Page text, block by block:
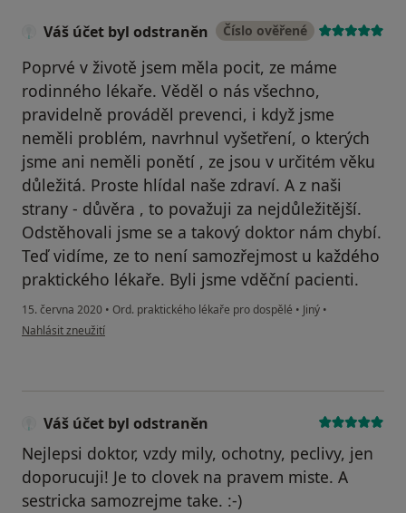
Váš účet byl odstraněn Číslo ověřené
Poprvé v životě jsem měla pocit, ze máme
rodinného lékaře. Věděl o nás všechno,
pravidelně prováděl prevenci, i když jsme
neměli problém, navrhnul vyšetření, o kterých
jsme ani neměli ponětí , ze jsou v určitém věku
důležitá. Proste hlídal naše zdraví. A z naši
strany - důvěra , to považuji za nejdůležitější.
Odstěhovali jsme se a takový doktor nám chybí.
Teď vidíme, ze to není samozřejmost u každého
praktického lékaře. Byli jsme vděční pacienti.
15. června 2020 • Ord. praktického lékaře pro dospělé • Jiný •
podle názoru uživatele Váš účet byl odstraněn
Nahlásit zneužití
Váš účet byl odstraněn
Nejlepsi doktor, vzdy mily, ochotny, peclivy, jen
doporucuji! Je to clovek na pravem miste. A
sestricka samozrejme take. :-)